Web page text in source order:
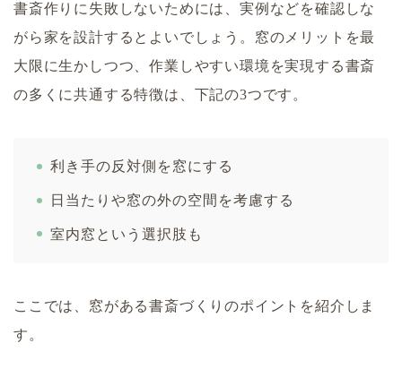
書斎作りに失敗しないためには、実例などを確認しな
がら家を設計するとよいでしょう。窓のメリットを最
大限に生かしつつ、作業しやすい環境を実現する書斎
の多くに共通する特徴は、下記の3つです。
利き手の反対側を窓にする
日当たりや窓の外の空間を考慮する
室内窓という選択肢も
ここでは、窓がある書斎づくりのポイントを紹介しま
す。